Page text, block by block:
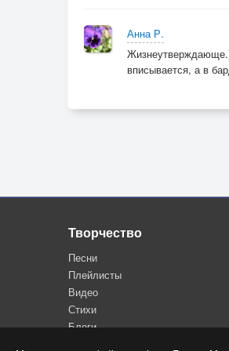
Анна Р.
вписывается, а в
Творчество
Песни
Плейлисты
Видео
Стихи
Блоги